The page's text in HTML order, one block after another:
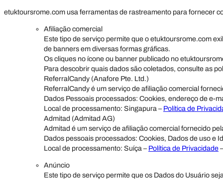
etuktoursrome.com usa ferramentas de rastreamento para fornecer
Afiliação comercial
Este tipo de serviço permite que o etuktoursrome.com
de banners em diversas formas gráficas.
Os cliques no ícone ou banner publicado no
Para descobrir quais dados são coletados, consulte as
ReferralCandy (Anafore Pte. Ltd.)
ReferralCandy é um serviço de afiliação comercial
Dados Pessoais processados: Cookies, endereço de e-
Local de processamento: Singapura – Política de
Admitad (Admitad AG)
Admitad é um serviço de afiliação comercial fornecido
Dados pessoais processados: Cookies, Dados de uso e
Local de processamento: Suíça – Política de Privacidade
Anúncio
Este tipo de serviço permite que os Dados do Usuário